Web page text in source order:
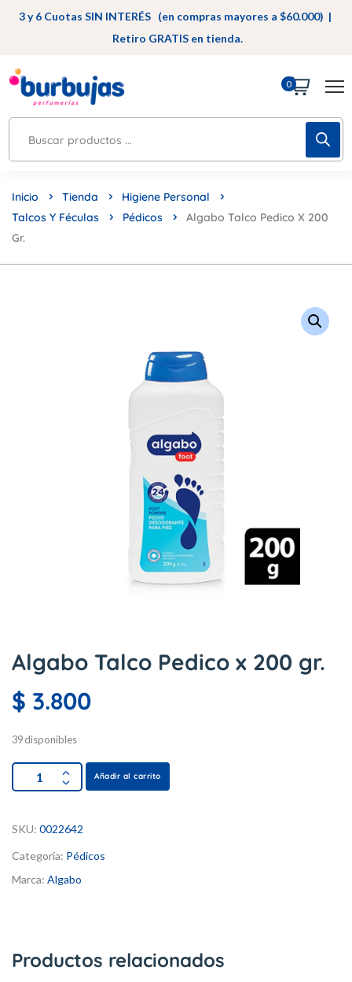
3 y 6 Cuotas SIN INTERÉS (en compras mayores a $60.000) |
Retiro GRATIS en tienda.
0
Inicio Tienda
Higiene Personal
Talcos Y Féculas
Pédicos
Algabo Talco Pedico X 200
Gr.
Algabo Talco Pedico x 200 gr.
$ 3.800
39 disponibles
Añadir al carrito
SKU: 0022642
Categoría: Pédicos
Marca: Algabo
Productos relacionados